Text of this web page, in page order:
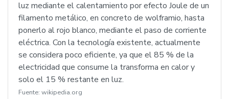
luz mediante el calentamiento por efecto Joule de un
filamento metálico, en concreto de wolframio, hasta
ponerlo al rojo blanco, mediante el paso de corriente
eléctrica. Con la tecnología existente, actualmente
se considera poco eficiente, ya que el 85 % de la
electricidad que consume la transforma en calor y
solo el 15 % restante en luz.
Fuente: wikipedia.org